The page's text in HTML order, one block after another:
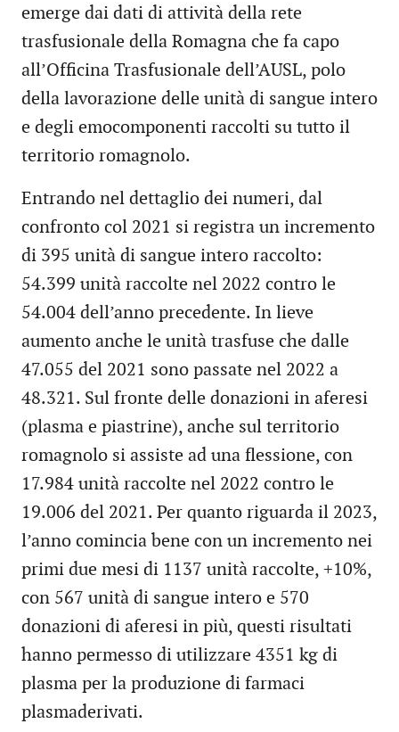
emerge dai dati di attività della rete
trasfusionale della Romagna che fa capo
all’Officina Trasfusionale dell’AUSL, polo
della lavorazione delle unità di sangue intero
e degli emocomponenti raccolti su tutto il
territorio romagnolo.
Entrando nel dettaglio dei numeri, dal
confronto col 2021 si registra un incremento
di 395 unità di sangue intero raccolto:
54.399 unità raccolte nel 2022 contro le
54.004 dell’anno precedente. In lieve
aumento anche le unità trasfuse che dalle
47.055 del 2021 sono passate nel 2022 a
48.321. Sul fronte delle donazioni in aferesi
(plasma e piastrine), anche sul territorio
romagnolo si assiste ad una flessione, con
17.984 unità raccolte nel 2022 contro le
19.006 del 2021. Per quanto riguarda il 2023,
l’anno comincia bene con un incremento nei
primi due mesi di 1137 unità raccolte, +10%,
con 567 unità di sangue intero e 570
donazioni di aferesi in più, questi risultati
hanno permesso di utilizzare 4351 kg di
plasma per la produzione di farmaci
plasmaderivati.